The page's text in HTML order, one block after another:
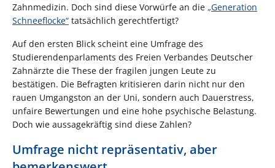
Zahnmedizin. Doch sind diese Vorwürfe an die „Generation
Schneeflocke“ tatsächlich gerechtfertigt?
Auf den ersten Blick scheint eine Umfrage des
Studierendenparlaments des Freien Verbandes Deutscher
Zahnärzte die These der fragilen jungen Leute zu
bestätigen. Die Befragten kritisieren darin nicht nur den
rauen Umgangston an der Uni, sondern auch Dauerstress,
unfaire Bewertungen und eine hohe psychische Belastung.
Doch wie aussagekräftig sind diese Zahlen?
Umfrage nicht repräsentativ, aber